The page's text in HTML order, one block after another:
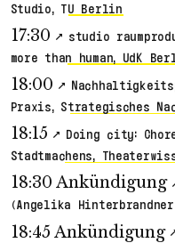
Studio, TU Berlin
17:30
studio
more than human, UdK
18:00
Praxis, Strategisches
18:15
Doing city:
Stadtmachens,
18:30 Ankündigung
(Angelika
18:45 Ankündigung